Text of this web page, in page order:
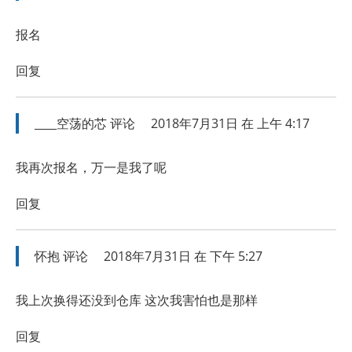
报名
回复
____空荡的芯评论 2018年7月31日 在 上午 4:17
我再次报名，万一是我了呢
回复
怀抱评论 2018年7月31日 在 下午 5:27
我上次换得还没到仓库 这次我害怕也是那样
回复